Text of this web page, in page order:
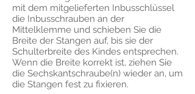
mit dem mitgelieferten Inbusschlüssel
die Inbusschrauben an der
Mittelklemme und schieben Sie die
Breite der Stangen auf, bis sie der
Schulterbreite des Kindes entsprechen.
Wenn die Breite korrekt ist, ziehen Sie
die Sechskantschraube(n) wieder an, um
die Stangen fest zu fixieren.